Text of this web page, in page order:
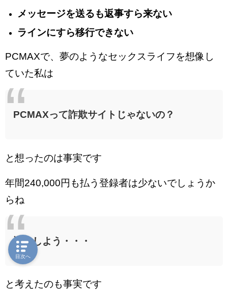
メッセージを送るも返事すら来ない
ラインにすら移行できない
PCMAXで、夢のようなセックスライフを想像し
ていた私は
PCMAXって詐欺サイトじゃないの？
と想ったのは事実です
年間240,000円も払う登録者は少ないでしょうか
らね
退会しよう・・・
と考えたのも事実です
目次へ